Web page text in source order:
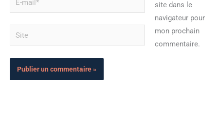
mail*
Site
site dans le
navigateur pour
mon prochain
commentaire.